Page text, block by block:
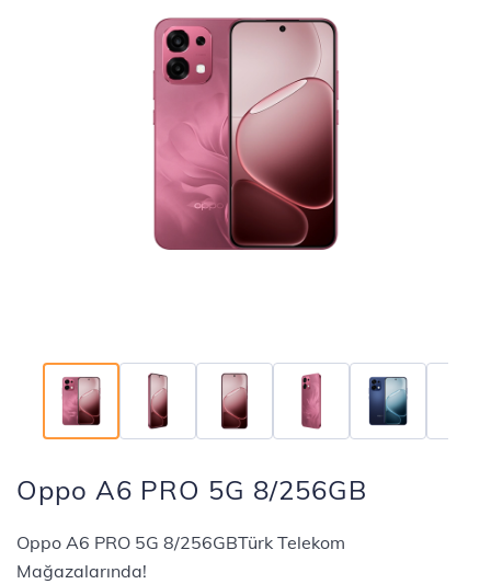
Oppo A6 PRO 5G 8/256GB
Oppo A6 PRO 5G 8/256GBTürk Telekom
Mağazalarında!